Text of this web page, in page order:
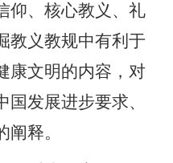
仰、核心教义、礼
教义教规中有利于
康文明的内容，对
发展进步要求、
释。